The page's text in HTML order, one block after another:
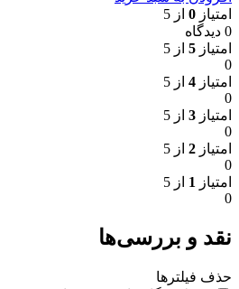
امتیاز 0 از 5
0 دیدگاه
امتیاز 5 از 5
0
امتیاز 4 از 5
0
امتیاز 3 از 5
0
امتیاز 2 از 5
0
امتیاز 1 از 5
0
نقد و بررسی‌ها
حذف فیلترها